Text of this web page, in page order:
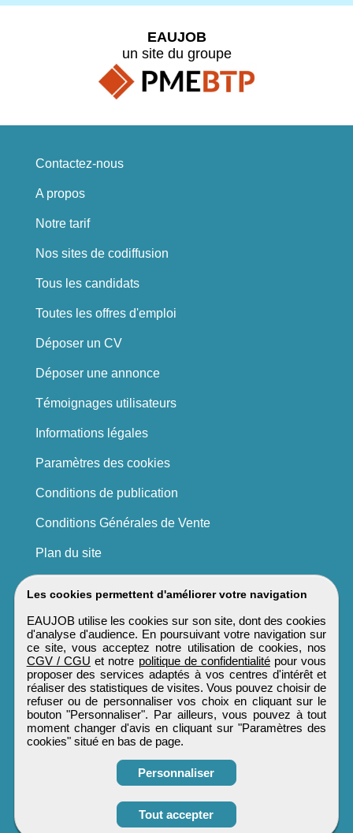
Candidature spontanée
Les cookies permettent d'améliorer votre navigation
EAUJOB utilise les cookies sur son site, dont des cookies
d'analyse d'audience. En poursuivant votre navigation sur
ce site, vous acceptez notre utilisation de cookies, nos
CGV / CGU et notre politique de confidentialité pour vous
proposer des services adaptés à vos centres d'intérêt et
réaliser des statistiques de visites. Vous pouvez choisir de
refuser ou de personnaliser vos choix en cliquant sur le
bouton "Personnaliser". Par ailleurs, vous pouvez à tout
moment changer d'avis en cliquant sur "Paramètres des
cookies" situé en bas de page.
Personnaliser
Tout accepter
EAUJOB
un site du groupe
Contactez-nous
A propos
Notre tarif
Nos sites de codiffusion
Tous les candidats
Toutes les offres d'emploi
Déposer un CV
Déposer une annonce
Témoignages utilisateurs
Informations légales
Paramètres des cookies
Conditions de publication
Conditions Générales de Vente
Plan du site
EAUJOB